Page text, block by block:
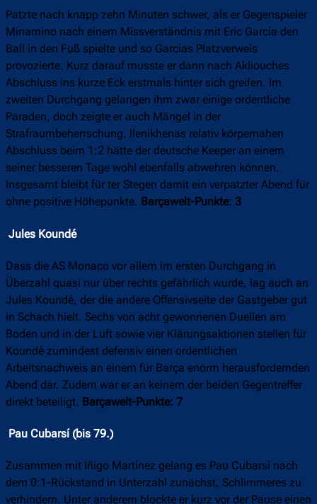
Patzte nach knapp zehn Minuten schwer, als er Gegenspieler
Minamino nach einem Missverständnis mit Eric García den
Ball in den Fuß spielte und so Garcías Platzverweis
provozierte. Kurz darauf musste er dann nach Akliouches
Abschluss ins kurze Eck erstmals hinter sich greifen. Im
zweiten Durchgang gelangen ihm zwar einige ordentliche
Paraden, doch zeigte er auch Mängel in der
Strafraumbeherrschung. Ilenikhenas relativ körpernahen
Abschluss beim 1:2 hätte der deutsche Keeper an einem
seiner besseren Tage wohl ebenfalls abwehren können.
Insgesamt bleibt für ter Stegen damit ein verpatzter Abend für
ohne positive Höhepunkte. Barçawelt-Punkte: 3
Jules Koundé
Dass die AS Monaco vor allem im ersten Durchgang in
Überzahl quasi nur über rechts gefährlich wurde, lag auch an
Jules Koundé, der die andere Offensivseite der Gastgeber gut
in Schach hielt. Sechs von acht gewonnenen Duellen am
Boden und in der Luft sowie vier Klärungsaktionen stellen für
Koundé zumindest defensiv einen ordentlichen
Arbeitsnachweis an einem für Barça enorm herausfordernden
Abend dar. Zudem war er an keinem der beiden Gegentreffer
direkt beteiligt. Barçawelt-Punkte: 7
Pau Cubarsí (bis 79.)
Zusammen mit Iñigo Martínez gelang es Pau Cubarsí nach
dem 0:1-Rückstand in Unterzahl zunächst, Schlimmeres zu
verhindern. Unter anderem blockte er kurz vor der Pause einen